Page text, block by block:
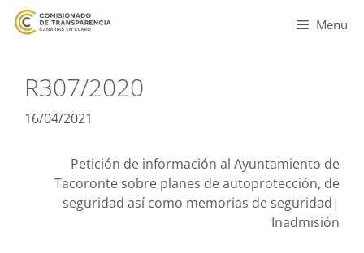
Menu
R307/2020
16/04/2021
Petición de información al Ayuntamiento de
Tacoronte sobre planes de autoprotección, de
seguridad así como memorias de seguridad|
Inadmisión